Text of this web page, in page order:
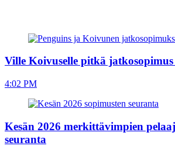
Ville Koivuselle pitkä
4:02 PM
Kesän 2026 merkittävimpien
seuranta